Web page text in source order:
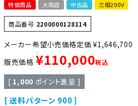
ゆで麺機
製菓・製パン機器
店舗用家具
形
特価商品 大阪店 中古品 三相200V
商品番号 2200000128114
定価 ¥1,646,700
販売価格 ¥110,000税込
[ 1,000 ポイント進呈 ]
送料パターン 900